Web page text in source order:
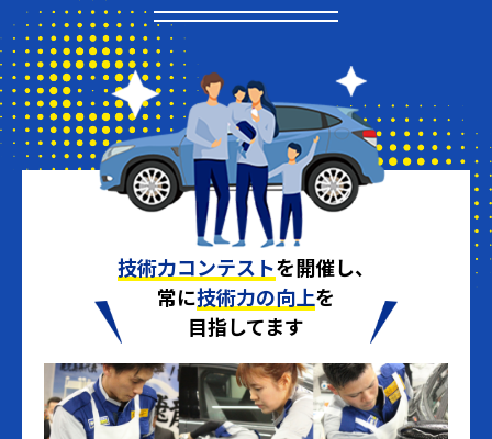
技術力コンテストを開催し、
常に技術力の向上を
目指してます